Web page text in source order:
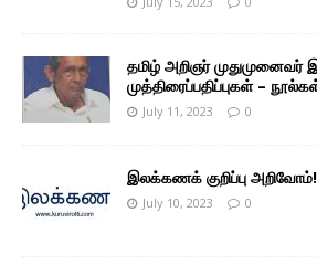
தமிழ் அறிஞர் முதுமுனைவர்
முத்திரைப்பதிப்புகள் –
July 11, 2023 0
இலக்கணக் குறிப்பு அறிவோம்!
July 10, 2023 0